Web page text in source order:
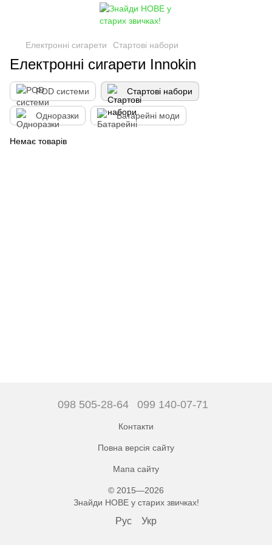
Електронні сигарети Стартові набори
Електронні сигарети Innokin
POD системи Стартові набори
Одноразки Батарейні моди
Немає товарів
098 505-28-64 099 140-07-71
Контакти
Повна версія сайту
Мапа сайту
© 2015—2026
Знайди НОВЕ у старих звичках!
Рус Укр